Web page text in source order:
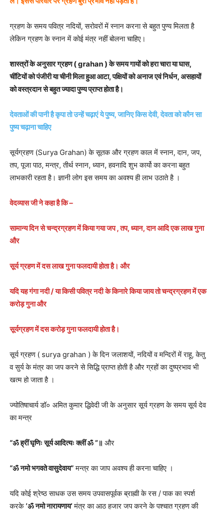
ग्रहण के समय पवित्र नदियों, सरोवरों में स्नान करना से बहुत पुण्य मिलता है
लेकिन ग्रहण के स्नान में कोई मंत्र नहीं बोलना चाहिए।
शास्त्रों के अनुसार ग्रहण ( grahan ) के समय गायों को हरा चारा या घास,
चींटियों को पंजीरी या चीनी मिला हुआ आटा, पक्षियों को अनाज एवं निर्धन, असहायों
को वस्त्रदान से बहुत ज्यादा पुण्य प्राप्त होता है।
देवताओं की पानी है कृपा तो उन्हें चढ़ाएं ये पुष्य, जानिए किस देवी, देवता को कौन सा
पुष्य चढ़ाना चाहिए
सूर्यग्रहण (Surya Grahan) के सूतक और ग्रहण काल में स्नान, दान, जप,
तप, पूजा पाठ, मन्त्र, तीर्थ स्नान, ध्यान, हवनादि शुभ कार्यो का करना बहुत
लाभकारी रहता है। ज्ञानी लोग इस समय का अवश्य ही लाभ उठाते है ।
वेदव्यास जी ने कहा है कि –
सामान्य दिन से चन्द्रग्रहण में किया गया जप , तप, ध्यान, दान आदि एक लाख गुना
और
सूर्य ग्रहण में दस लाख गुना फलदायी होता है। और
यदि यह गंगा नदी / या किसी पवित्र नदी के किनारे किया जाय तो चन्द्रग्रहण में एक
करोड़ गुना और
सूर्यग्रहण में दस करोड़ गुना फलदायी होता है।
सूर्य ग्रहण ( surya grahan ) के दिन जलाशयों, नदियों व मन्दिरों में राहू, केतु
व सुर्य के मंत्र का जप करने से सिद्धि प्राप्त होती है और ग्रहों का दुष्प्रभाव भी
खत्म हो जाता है ।
ज्योतिषाचार्य डॉ० अमित कुमार द्धिवेदी जी के अनुसार सूर्य ग्रहण के समय सूर्य देव
का मन्त्र
“ॐ ह्रीं घृणिः सूर्य आदित्यः क्लीं ॐ “॥ और
“ॐ नमो भगवते वासुदेवाय”मन्त्र का जाप अवश्य ही करना चाहिए ।
यदि कोई श्रेष्ठ साधक उस समय उपवासपूर्वक ब्राह्मी के रस / पाक का स्पर्श
करके‘ॐ नमो नारायणाय’मंत्र का आठ हजार जप करने के पश्चात ग्रहण की